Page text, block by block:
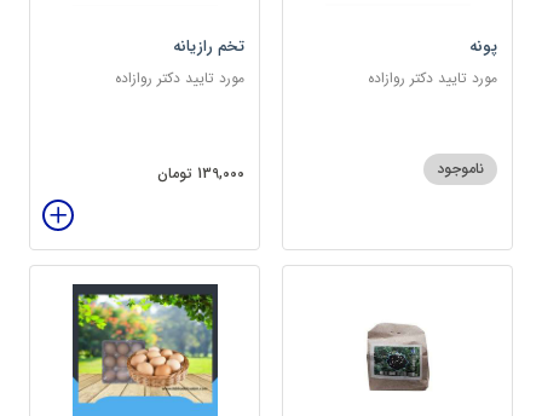
پونه
مورد تایید دکتر روازاده
ناموجود
تخم رازیانه
مورد تایید دکتر روازاده
139,000 تومان